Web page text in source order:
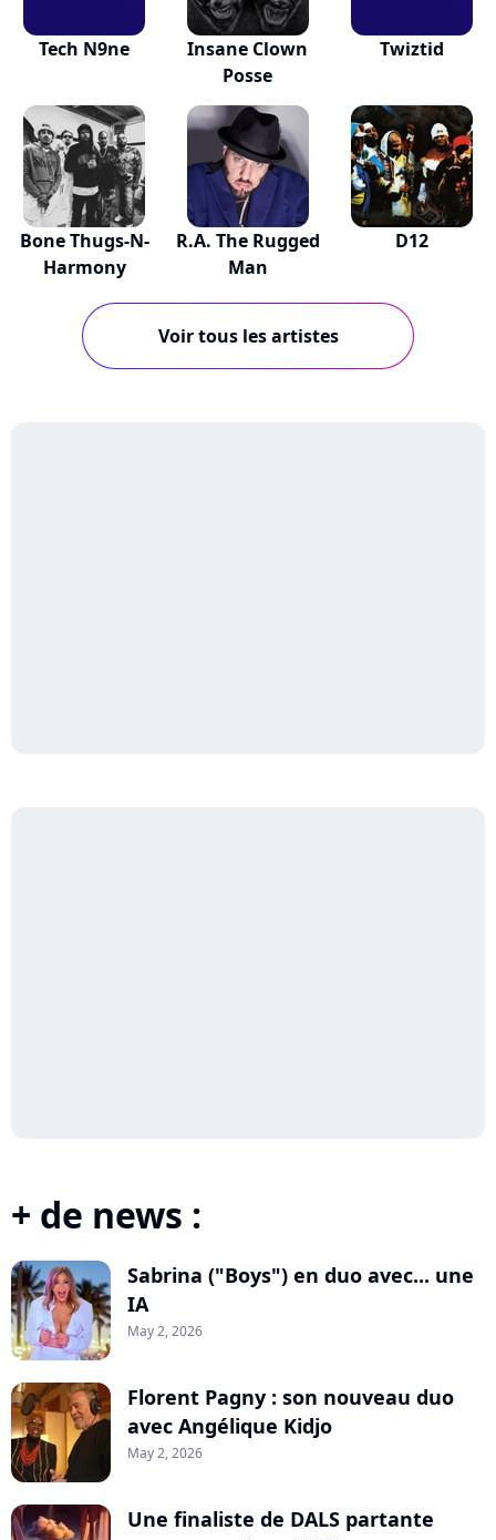
Tech N9ne
Insane Clown
Posse
Twiztid
Bone Thugs-N-
Harmony
R.A. The Rugged
Man
D12
Voir tous les artistes
+ de news :
Sabrina ("Boys") en duo avec... une
IA
May 2, 2026
Florent Pagny : son nouveau duo
avec Angélique Kidjo
May 2, 2026
Une finaliste de DALS partante